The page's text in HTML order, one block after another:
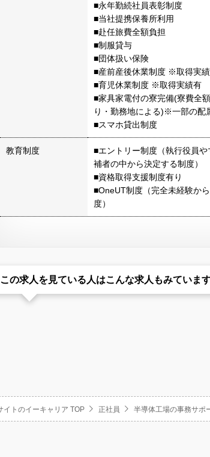
■永年勤続社員表彰制度
■当社提携保養所利用
■赴任旅費全額負担
■制服貸与
■団体扱い保険
■産前産後休業制度 ※取得実
■育児休業制度 ※取得実績有
■家具家電付の寮完備(寮費全
り・勤務地による)※一部の配
■スマホ貸出制度
教育制度
■エントリー制度（執行役員
補者の中から決定する制度）
■資格取得支援制度有り
■OneUT制度（完全未経験か
度）
この求人を見ている人はこんな求人もみていま
イトのイーキャリア TOP 正社員 半導体工場の事務サポ